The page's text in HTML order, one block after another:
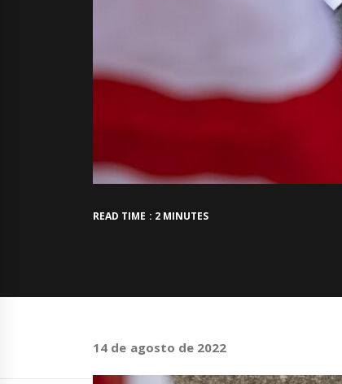
READ TIME : 2 MINUTES
14 de agosto de 2022